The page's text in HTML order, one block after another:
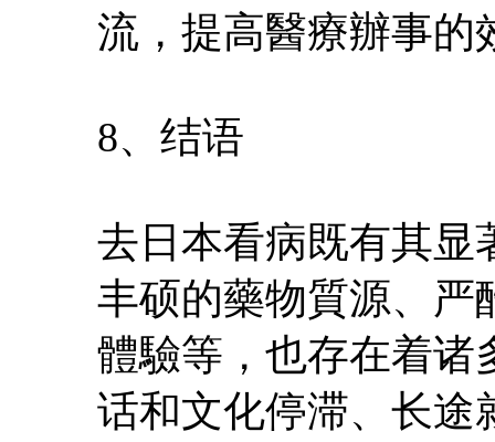
流，提高醫療辦事的
8、结语
去日本看病既有其显
丰硕的藥物質源、严
體驗等，也存在着诸
话和文化停滞、长途